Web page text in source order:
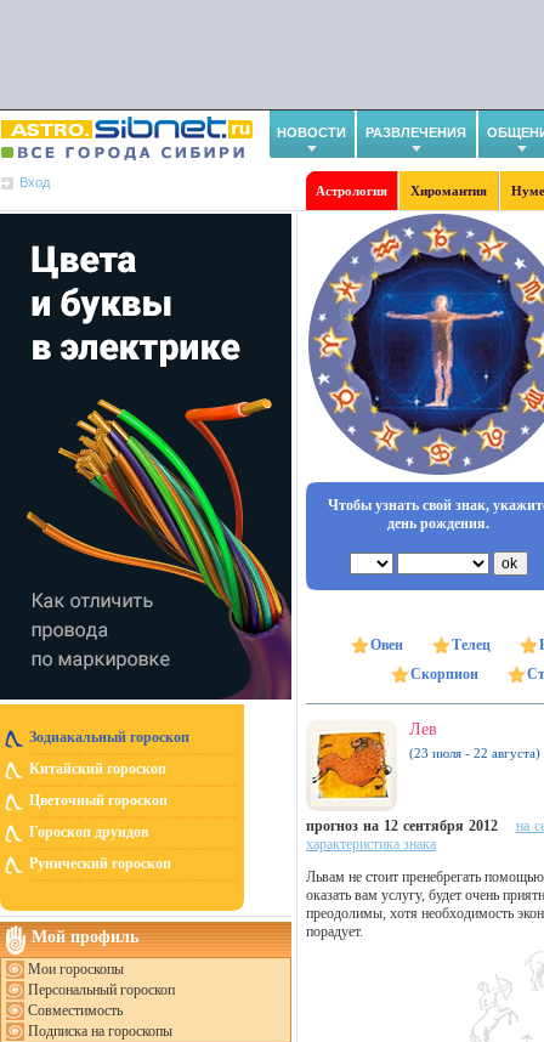
НОВОСТИ РАЗВЛЕЧЕНИЯ
Вход
Астрология Хиромантия
Зодиакальный гороскоп
Китайский гороскоп
Цветочный гороскоп
Гороскоп друидов
Рунический гороскоп
Мой профиль
Мои гороскопы
Персональный гороскоп
Совместимость
Подписка на гороскопы
Чтобы узнать свой знак,
день рождения.
Овен Телец
Скорпион
Лев
(23 июля - 22 августа)
прогноз на 12 сентября 2012
на
характеристика знака
Львам не стоит пренебрегать
оказать вам услугу, будет очень
преодолимы, хотя необходимость
порадует.